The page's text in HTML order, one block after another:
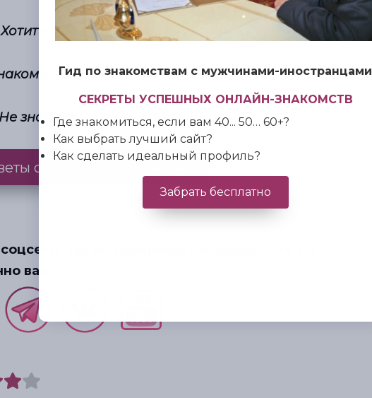
Хотите быть счастливой?
с достойным мужчиной?
Не знаете с чего начать?
от Татьяны Армстронг
так вы наверняка не пропустите то,
вам:
Гид по знакомствам с мужчинами-иностранцами
СЕКРЕТЫ УСПЕШНЫХ ОНЛАЙН-ЗНАКОМСТВ
Где знакомиться, если вам 40... 50… 60+?
Как выбрать лучший сайт?
Как сделать идеальный профиль?
Забрать бесплатно